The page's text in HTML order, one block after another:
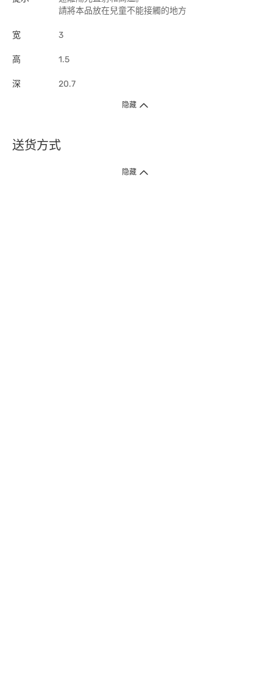
請將本品放在兒童不能接觸的地方
宽 3
高 1.5
深 20.7
隐藏
送货方式
1. 送货到府（受卫生署条例规管产品除外 ）
隐藏